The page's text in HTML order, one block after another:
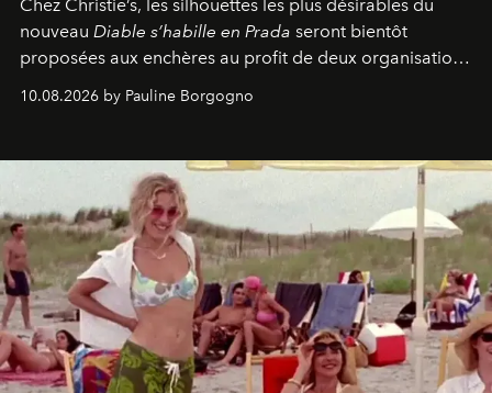
Chez Christie’s, les silhouettes les plus désirables du
nouveau Diable s’habille en Prada seront bientôt
proposées aux enchères au profit de deux organisations
engagées pour la presse et la mode.
10.08.2026 by Pauline Borgogno